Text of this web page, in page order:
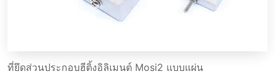
ที่ยึดส่วนประกอบฮีติ้งอิลิเมนต์ Mosi2 แบบแผ่น